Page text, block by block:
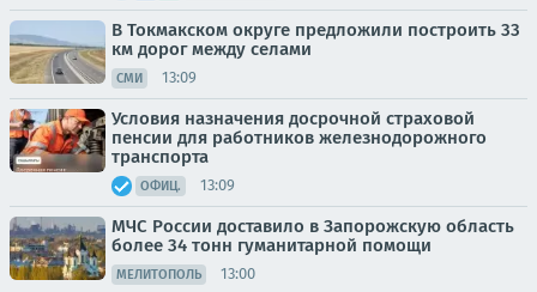
В Токмакском округе предложили построить 33
км дорог между селами
СМИ 13:09
Условия назначения досрочной страховой
пенсии для работников железнодорожного
транспорта
ОФИЦ. 13:09
МЧС России доставило в Запорожскую область
более 34 тонн гуманитарной помощи
МЕЛИТОПОЛЬ 13:00